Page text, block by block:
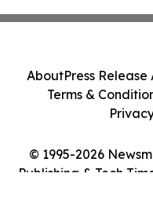
© 1995-2026
Publishing & Tech
AboutPress Release
Terms &